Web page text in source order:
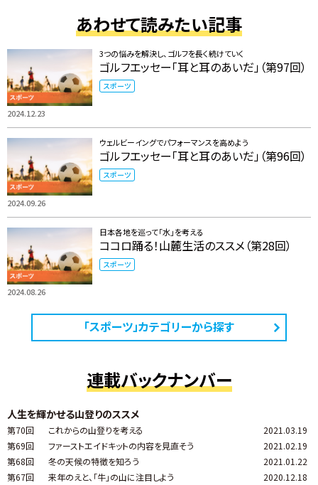
あわせて読みたい記事
2024.12.23
3つの悩みを解決し、ゴルフを長く続けていく
ゴルフエッセー「耳と耳のあいだ」（第97回）
スポーツ
2024.09.26
ウェルビーイングでパフォーマンスを高めよう
ゴルフエッセー「耳と耳のあいだ」（第96回）
スポーツ
2024.08.26
日本各地を巡って「水」を考える
ココロ踊る！山麓生活のススメ（第28回）
スポーツ
「スポーツ」カテゴリーから探す
連載バックナンバー
人生を輝かせる山登りのススメ
第70回 これからの山登りを考える
2021.03.19
第69回
ファーストエイドキットの内容を見直そう
2021.02.19
第68回
冬の天候の特徴を知ろう
2021.01.22
第67回
来年のえと、「牛」の山に注目しよう
2020.12.18